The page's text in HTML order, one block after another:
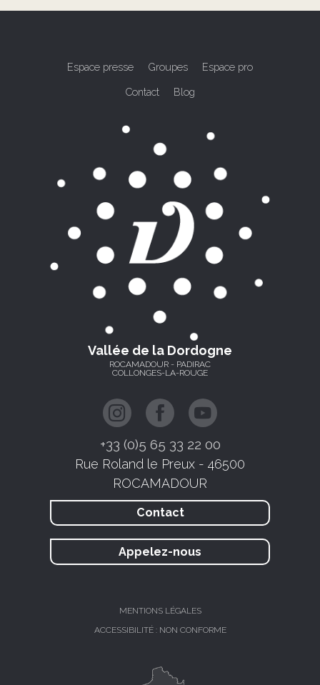
Espace presse Groupes Espace pro
Contact Blog
Vallée de la Dordogne
ROCAMADOUR - PADIRAC
COLLONGES-LA-ROUGE
+33 (0)5 65 33 22 00
Rue Roland le Preux - 46500
ROCAMADOUR
Contact
Appelez-nous
MENTIONS LÉGALES
ACCESSIBILITÉ : NON CONFORME